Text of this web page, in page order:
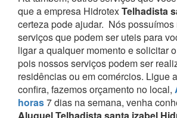
que a empresa HidrotexTelhadista
certeza pode ajudar. Nós
serviços que podem ser uteis para
ligar a qualquer momento e solicitar
pois nossos serviços podem ser
residências ou em comércios. Ligue
confira, fazemos orçamento no local,
horas7 dias na semana, venha
Aluguel Telhadista santa izabel